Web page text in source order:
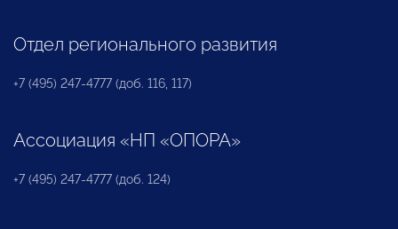
Отдел регионального развития
+7 (495) 247-4777 (доб. 116, 117)
Ассоциация «НП «ОПОРА»
+7 (495) 247-4777 (доб. 124)